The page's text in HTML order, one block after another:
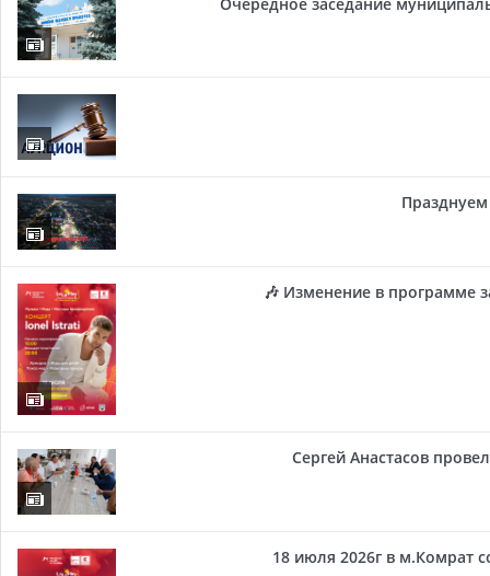
Празднуем
🎶 Изменение в программе
Сергей Анастасов
18 июля 2026г в м.Комрат